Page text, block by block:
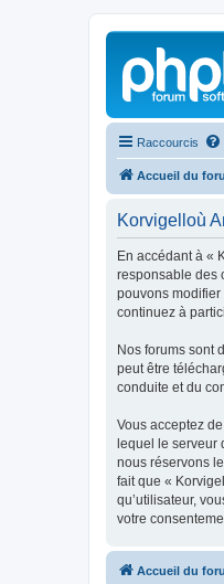
Raccourcis
Accueil du
Korvigelloù
En accédant à «
responsable des
pouvons modifier
continuez à
Nos forums sont
peut être
conduite et du
Vous acceptez
lequel le serveur
nous réservons
fait que «
qu’utilisateur,
votre
Accueil du